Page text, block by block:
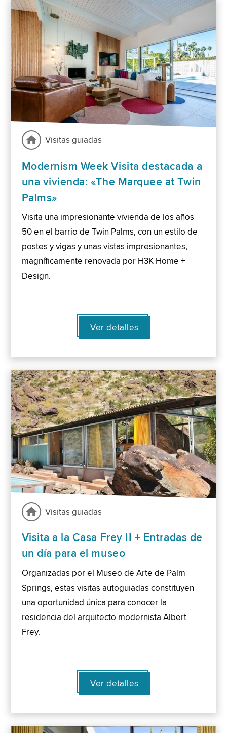
Visitas guiadas
Modernism Week Visita destacada a
una vivienda: «The Marquee at Twin
Palms»
Visita una impresionante vivienda de los años
50 en el barrio de Twin Palms, con un estilo de
postes y vigas y unas vistas impresionantes,
magníficamente renovada por H3K Home +
Design.
Ver detalles
Visitas guiadas
Visita a la Casa Frey II + Entradas de
un día para el museo
Organizadas por el Museo de Arte de Palm
Springs, estas visitas autoguiadas constituyen
una oportunidad única para conocer la
residencia del arquitecto modernista Albert
Frey.
Ver detalles